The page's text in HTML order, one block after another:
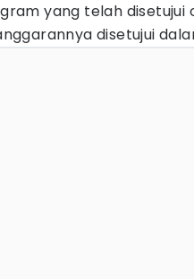
yang telah disetujui
disetujui